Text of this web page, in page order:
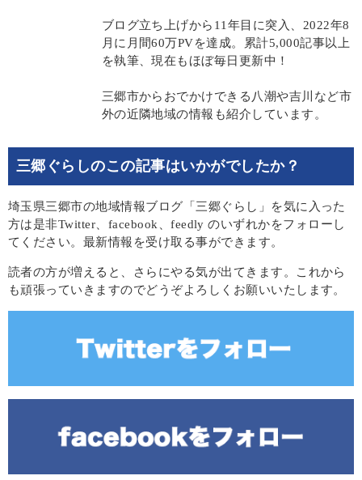
ブログ立ち上げから11年目に突入、2022年8
月に月間60万PVを達成。累計5,000記事以上
を執筆、現在もほぼ毎日更新中！
三郷市からおでかけできる八潮や吉川など市
外の近隣地域の情報も紹介しています。
三郷ぐらしのこの記事はいかがでしたか？
埼玉県三郷市の地域情報ブログ「三郷ぐらし」を気に入った
方は是非Twitter、facebook、feedly のいずれかをフォローし
てください。最新情報を受け取る事ができます。
読者の方が増えると、さらにやる気が出てきます。これから
も頑張っていきますのでどうぞよろしくお願いいたします。